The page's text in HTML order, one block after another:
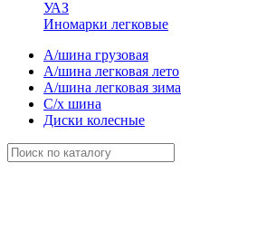
УАЗ
Иномарки легковые
А/шина грузовая
А/шина легковая лето
А/шина легковая зима
С/х шина
Диски колесные